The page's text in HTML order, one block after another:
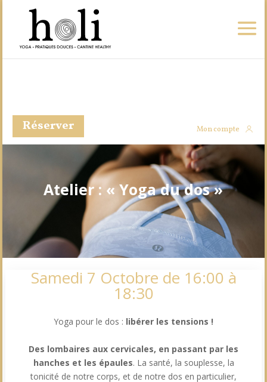
Réserver Mon compte
Atelier : « Yoga du dos »
Samedi 7 Octobre de 16:00 à
18:30
Yoga pour le dos : libérer les tensions !
Des lombaires aux cervicales, en passant par les
hanches et les épaules. La santé, la souplesse, la
tonicité de notre corps, et de notre dos en particulier,